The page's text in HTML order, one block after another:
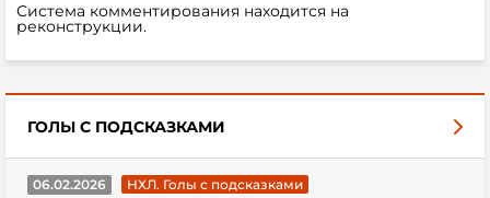
Система комментирования находится на
реконструкции.
ГОЛЫ С ПОДСКАЗКАМИ
06.02.2026
НХЛ. Голы с подсказками